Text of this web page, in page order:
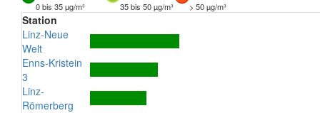
0 bis 35 µg/m³
35 bis 50 µg/m³ > 50 µg/m³
Station
Linz-Neue
Welt
Enns-Kristein
3
Linz-
Römerberg